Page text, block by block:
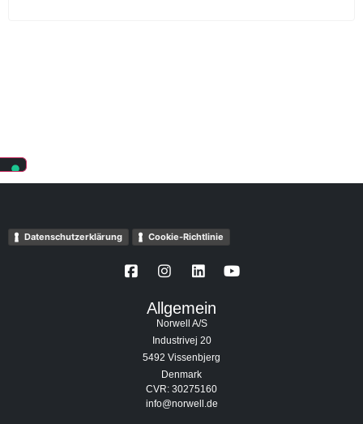
Datenschutzerklärung Cookie-Richtlinie
Allgemein
Norwell A/S
Industrivej 20
5492 Vissenbjerg
Denmark
CVR: 30275160
info@norwell.de